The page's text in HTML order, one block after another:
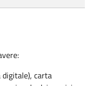
digitale), carta